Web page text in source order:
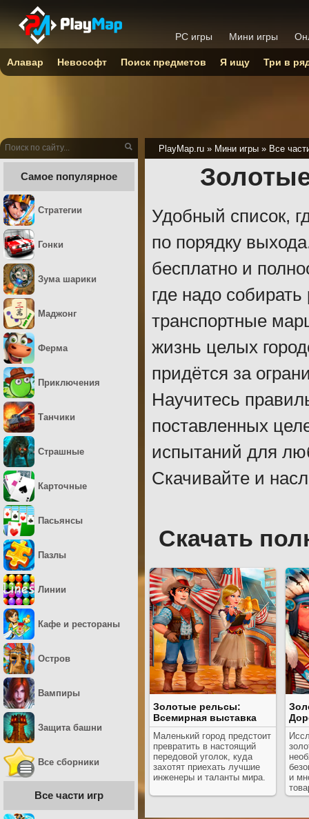
PlayMap.ru » Мини игры » Все
Удобный список,
по порядку
бесплатно и
где надо
транспортные
жизнь целых
придётся за
Научитесь
поставленных
испытаний для
Скачивайте и
Скачать
Золотые рельсы:
Всемирная выставка
Маленький город предстоит
превратить в настоящий
передовой уголок, куда
захотят приехать лучшие
инженеры и таланты мира.
и
Самое популярное
Стратегии
Гонки
Зума шарики
Маджонг
Ферма
Приключения
Танчики
Страшные
Карточные
Пасьянсы
Пазлы
Линии
Кафе и рестораны
Остров
Вампиры
Защита башни
Все сборники
Все части игр
PC игры Мини игры
Алавар Невософт Поиск предметов Я ищу Три в